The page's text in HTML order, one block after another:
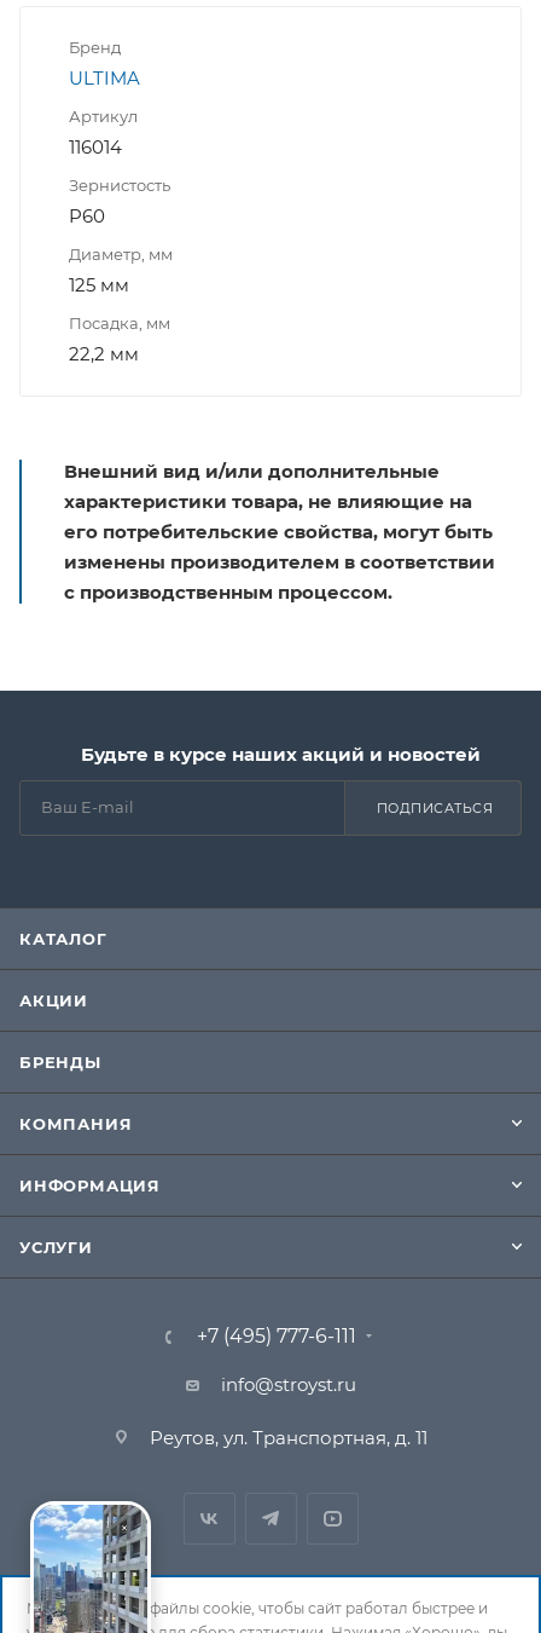
Бренд
ULTIMA
Артикул
116014
Зернистость
P60
Диаметр, мм
125 мм
Посадка, мм
22,2 мм
Внешний вид и/или дополнительные
характеристики товара, не влияющие на
его потребительские свойства, могут быть
изменены производителем в соответствии
с производственным процессом.
Будьте в курсе наших акций и новостей
ПОДПИСАТЬСЯ
КАТАЛОГ
АКЦИИ
БРЕНДЫ
КОМПАНИЯ
ИНФОРМАЦИЯ
УСЛУГИ
+7 (495) 777-6-111
info@stroyst.ru
Реутов, ул. Транспортная, д. 11
Мы используем файлы cookie, чтобы сайт работал быстрее и